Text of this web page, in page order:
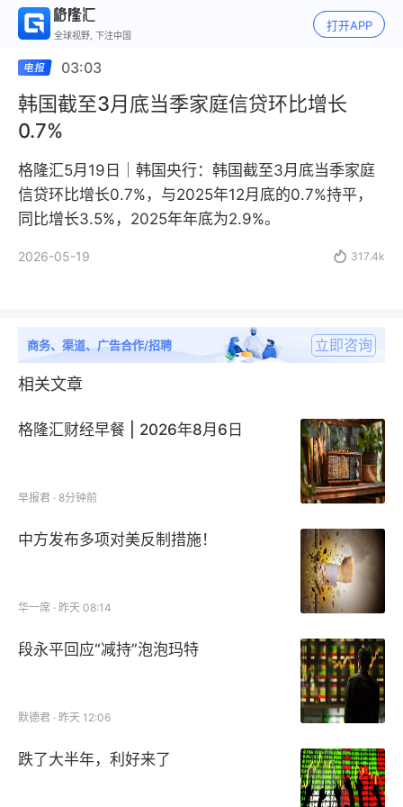
全球视野, 下注中国
打开APP
03:03
韩国截至3月底当季家庭信贷环比增长
0.7%
格隆汇5月19日｜韩国央行：韩国截至3月底当季家庭
信贷环比增长0.7%，与2025年12月底的0.7%持平，
同比增长3.5%，2025年年底为2.9%。
2026-05-19  317.4k
商务、渠道、广告合作/招聘 立即咨询
相关文章
格隆汇财经早餐 | 2026年8月6日
早报君 · 8分钟前
中方发布多项对美反制措施！
华一席 · 昨天 08:14
段永平回应“减持”泡泡玛特
默德君 · 昨天 12:06
跌了大半年，利好来了